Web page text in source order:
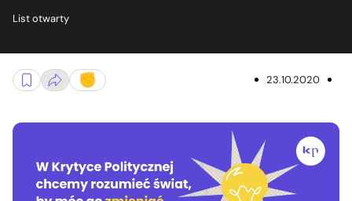
List otwarty
23.10.2020